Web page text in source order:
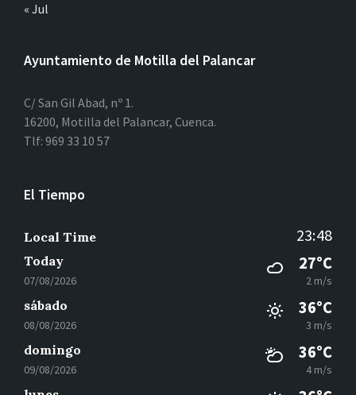
« Jul
Ayuntamiento de Motilla del Palancar
C/ San Gil Abad, nº 1.
16200, Motilla del Palancar, Cuenca.
Tlf: 969 33 10 57
El Tiempo
Local Time 23:48
Today
07/08/2026
27°C
2 m/s
sábado
08/08/2026
36°C
3 m/s
domingo
09/08/2026
36°C
4 m/s